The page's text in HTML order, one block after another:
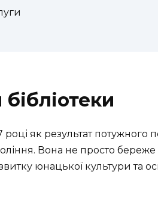
році як результат потужного
Вона не просто береже
юнацької культури та